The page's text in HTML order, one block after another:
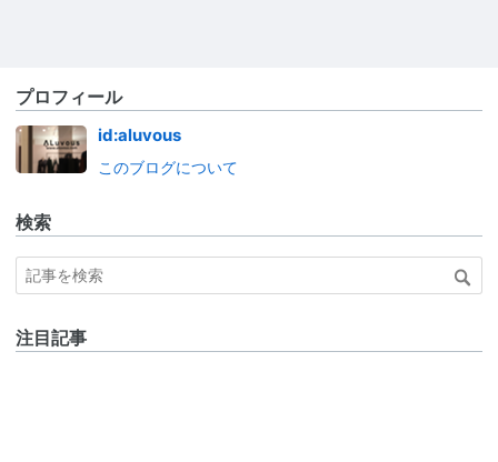
プロフィール
id:aluvous
このブログについて
検索
注目記事